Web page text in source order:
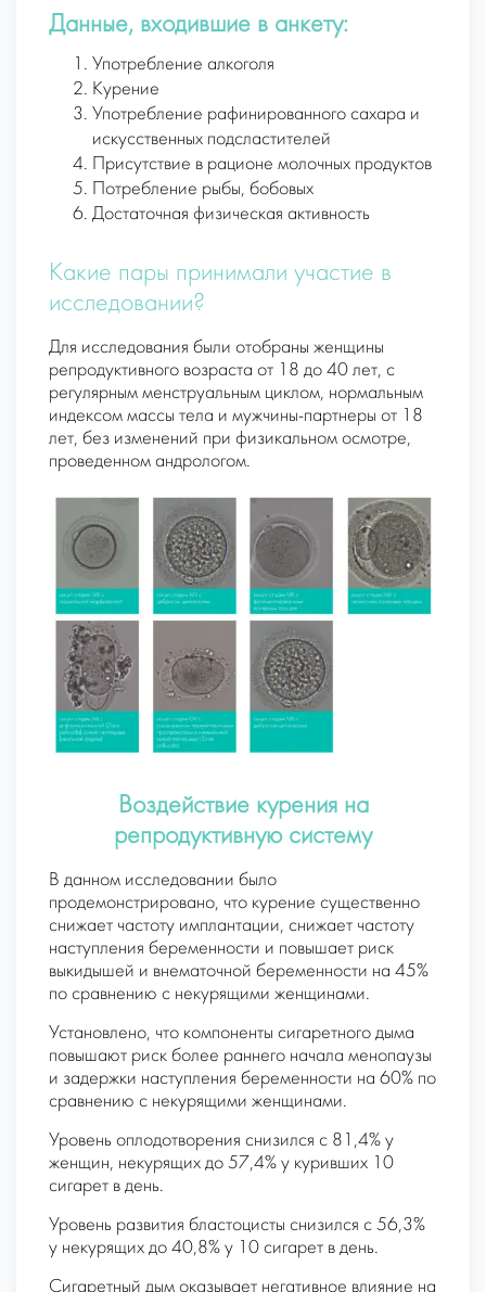
Данные, входившие в анкету:
Употребление алкоголя
Курение
Употребление рафинированного сахара и
искусственных подсластителей
Присутствие в рационе молочных продуктов
Потребление рыбы, бобовых
Достаточная физическая активность
Какие пары принимали участие в
исследовании?
Для исследования были отобраны женщины
репродуктивного возраста от 18 до 40 лет, с
регулярным менструальным циклом, нормальным
индексом массы тела и мужчины-партнеры от 18
лет, без изменений при физикальном осмотре,
проведенном андрологом.
Воздействие курения на
репродуктивную систему
В данном исследовании было
продемонстрировано, что курение существенно
снижает частоту имплантации, снижает частоту
наступления беременности и повышает риск
выкидышей и внематочной беременности на 45%
по сравнению с некурящими женщинами.
Установлено, что компоненты сигаретного дыма
повышают риск более раннего начала менопаузы
и задержки наступления беременности на 60% по
сравнению с некурящими женщинами.
Уровень оплодотворения снизился с 81,4% у
женщин, некурящих до 57,4% у куривших 10
сигарет в день.
Уровень развития бластоцисты снизился с 56,3%
у некурящих до 40,8% у 10 сигарет в день.
Сигаретный дым оказывает негативное влияние на